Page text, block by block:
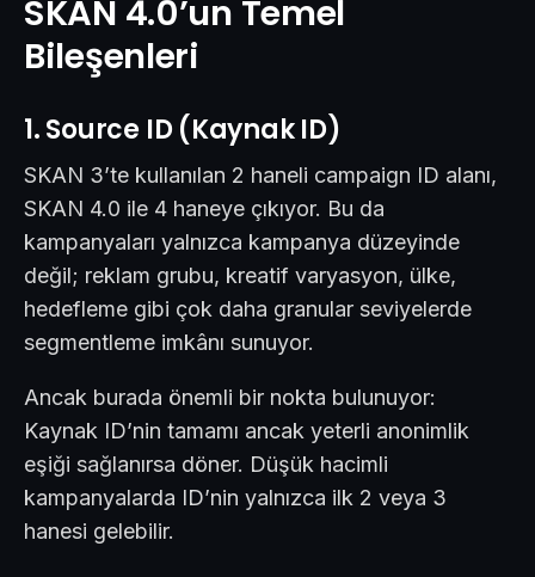
SKAN 4.0’un Temel
Bileşenleri
1. Source ID (Kaynak ID)
SKAN 3’te kullanılan 2 haneli campaign ID alanı,
SKAN 4.0 ile 4 haneye çıkıyor. Bu da
kampanyaları yalnızca kampanya düzeyinde
değil; reklam grubu, kreatif varyasyon, ülke,
hedefleme gibi çok daha granular seviyelerde
segmentleme imkânı sunuyor.
Ancak burada önemli bir nokta bulunuyor:
Kaynak ID’nin tamamı ancak yeterli anonimlik
eşiği sağlanırsa döner. Düşük hacimli
kampanyalarda ID’nin yalnızca ilk 2 veya 3
hanesi gelebilir.